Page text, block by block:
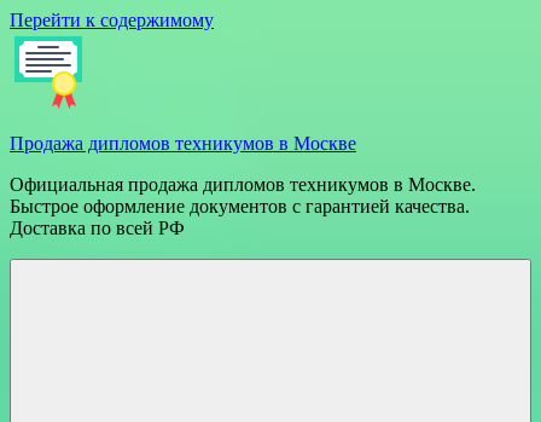
Перейти к содержимому
Продажа дипломов техникумов в Москве
Официальная продажа дипломов техникумов в Москве.
Быстрое оформление документов с гарантией качества.
Доставка по всей РФ